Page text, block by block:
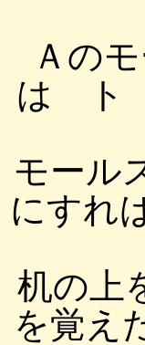
Ａの
は ト
モール
にすれ
机の上
を覚え